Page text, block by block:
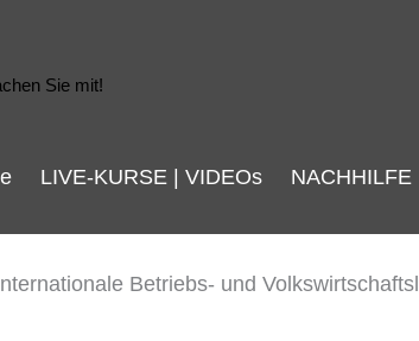
Sie mit!
LIVE-KURSE | VIDEOs NACHHILFE